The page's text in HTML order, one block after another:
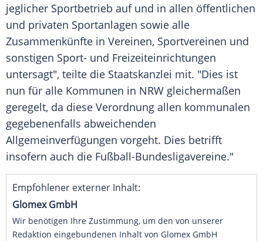
jeglicher Sportbetrieb auf und in allen öffentlichen
und privaten Sportanlagen sowie alle
Zusammenkünfte in Vereinen, Sportvereinen und
sonstigen Sport- und Freizeiteinrichtungen
untersagt", teilte die Staatskanzlei mit. "Dies ist
nun für alle Kommunen in NRW gleichermaßen
geregelt, da diese Verordnung allen kommunalen
gegebenenfalls abweichenden
Allgemeinverfügungen vorgeht. Dies betrifft
insofern auch die Fußball-Bundesligavereine."
Empfohlener externer Inhalt:
Glomex GmbH
Wir benötigen Ihre Zustimmung, um den von unserer
Redaktion eingebundenen Inhalt von Glomex GmbH